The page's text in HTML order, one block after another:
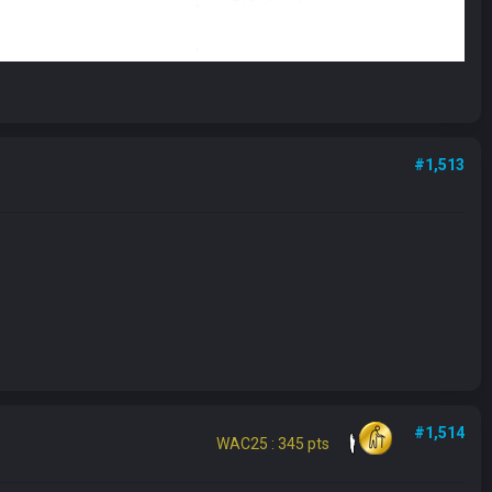
#1,513
WAC25 : 345 pts
#1,514